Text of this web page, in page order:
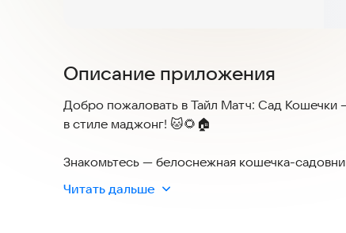
Описание приложения
Добро пожаловать в Тайл Матч: Сад Кошечки
в стиле маджонг! 🐱🌻🏠
Знакомьтесь — белоснежная кошечка-
Помогите ей выращивать овощи и
Читать дальше